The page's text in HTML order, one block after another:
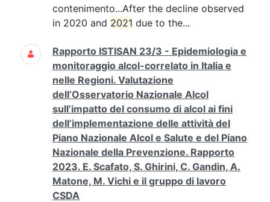
contenimento...After the decline observed
in 2020 and 2021 due to the...
Rapporto ISTISAN 23/3 - Epidemiologia e
monitoraggio alcol-correlato in Italia e
nelle Regioni. Valutazione
dell’Osservatorio Nazionale Alcol
sull’impatto del consumo di alcol ai fini
dell’implementazione delle attività del
Piano Nazionale Alcol e Salute e del Piano
Nazionale della Prevenzione. Rapporto
2023. E. Scafato, S. Ghirini, C. Gandin, A.
Matone, M. Vichi e il gruppo di lavoro
CSDA